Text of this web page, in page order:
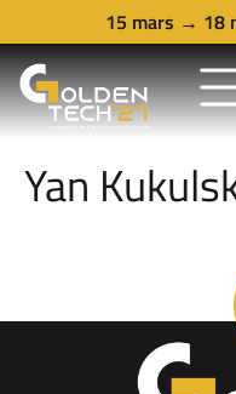
15 mars → 18
Yan